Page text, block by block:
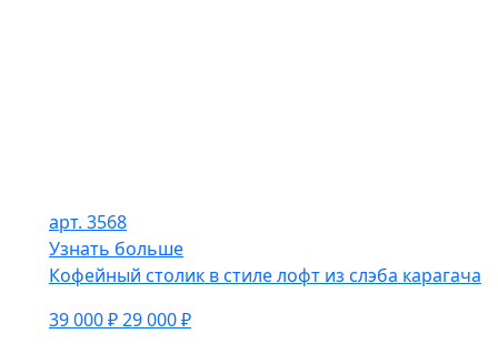
арт. 3568
Узнать больше
Кофейный столик в стиле лофт из слэба карагача
39 000 ₽29 000 ₽